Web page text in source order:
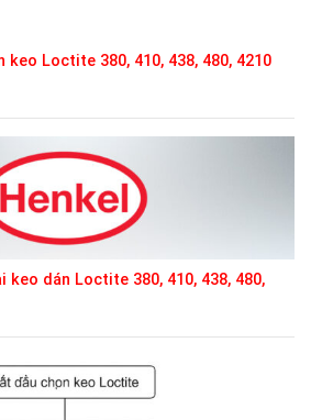
keo Loctite 380, 410, 438, 480, 4210
keo dán Loctite 380, 410, 438, 480,